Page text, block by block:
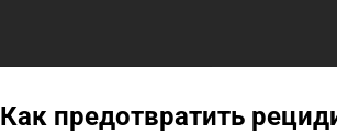
Как предотвратить